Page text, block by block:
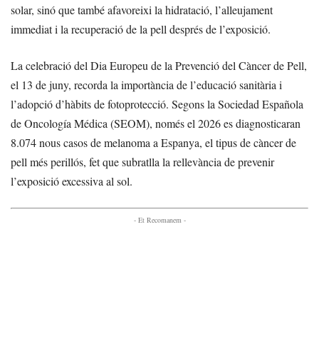
solar, sinó que també afavoreixi la hidratació, l’alleujament
immediat i la recuperació de la pell després de l’exposició.
La celebració del Dia Europeu de la Prevenció del Càncer de Pell,
el 13 de juny, recorda la importància de l’educació sanitària i
l’adopció d’hàbits de fotoprotecció. Segons la Sociedad Española
de Oncología Médica (SEOM), només el 2026 es diagnosticaran
8.074 nous casos de melanoma a Espanya, el tipus de càncer de
pell més perillós, fet que subratlla la rellevància de prevenir
l’exposició excessiva al sol.
- Et Recomanem -